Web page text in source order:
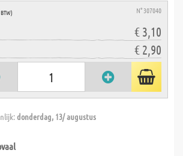
N° 307040
€ 3,10
€ 2,90
donderdag, 13/ augustus